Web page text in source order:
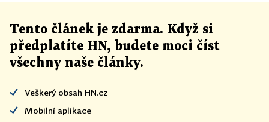
Tento článek je zdarma. Když si
předplatíte HN, budete moci číst
všechny naše články.
Veškerý obsah HN.cz
Mobilní aplikace